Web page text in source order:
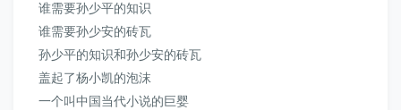
谁需要孙少平的知识
谁需要孙少安的砖瓦
孙少平的知识和孙少安的砖瓦
盖起了杨小凯的泡沫
一个叫中国当代小说的巨婴